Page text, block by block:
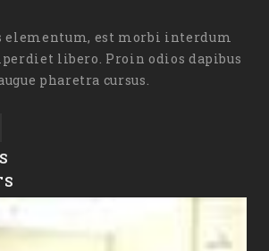
elementum, est morbi interdum
libero. Proin odios dapibus
pharetra cursus.